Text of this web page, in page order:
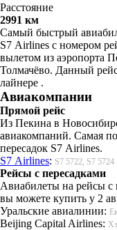
Расстояние
2991 км
Самый быстрый
S7 Airlines с номером
вылетом из аэропорта
Толмачёво. Данный
лайнере .
Авиакомпании
Прямой рейс
Из Пекина в
авиакомпаний. Самая
пересадок S7 Airlines.
S7 Airlines: S7 5722, S7 5724
Рейсы с пересадками
Авиабилеты на рейсы с
вы можете купить у 2
Уральские авиалинии:
Beijing Capital Airlines: